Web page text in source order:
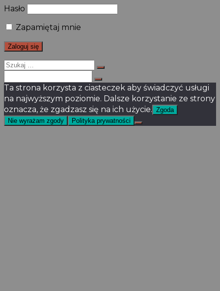
Hasło
Zapamiętaj mnie
Szukaj
dla:
Ta strona korzysta z ciasteczek aby świadczyć usługi
na najwyższym poziomie. Dalsze korzystanie ze strony
oznacza, że zgadzasz się na ich użycie. Zgoda
Nie wyrażam zgody
Polityka prywatności